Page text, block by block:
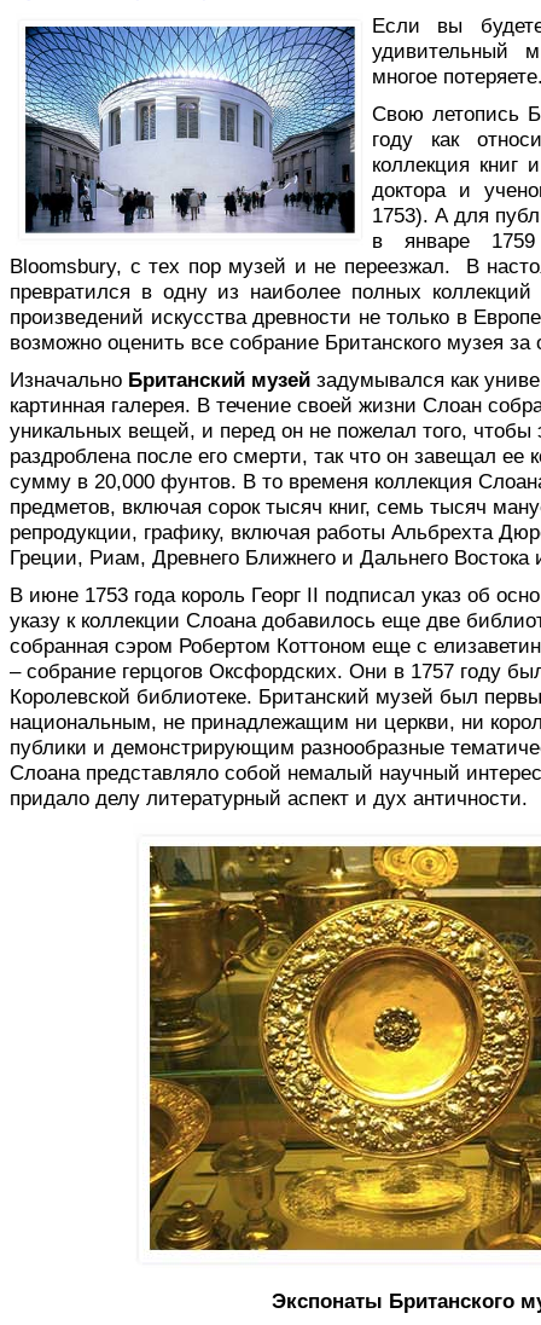
Если вы
удивительный
многое
Свою летопись
году как
коллекция книг
доктора и
1753). А для
в январе
Bloomsbury, с тех пор музей и не переезжал. В
превратился в одну из наиболее полных коллекций
произведений искусства древности не только в
возможно оценить все собрание Британского музея за
Изначально Британский музей задумывался как
картинная галерея. В течение своей жизни Слоан
уникальных вещей, и перед он не пожелал того, чтобы
раздроблена после его смерти, так что он завещал ее
сумму в 20,000 фунтов. В то временя коллекция
предметов, включая сорок тысяч книг, семь тысяч
репродукции, графику, включая работы Альбрехта
Греции, Риам, Древнего Ближнего и Дальнего Востока
В июне 1753 года король Георг II подписал указ об
указу к коллекции Слоана добавилось еще две
собранная сэром Робертом Коттоном еще с
– собрание герцогов Оксфордских. Они в 1757 году
Королевской библиотеке. Британский музей был
национальным, не принадлежащим ни церкви, ни
публики и демонстрирующим разнообразные
Слоана представляло собой немалый научный
придало делу литературный аспект и дух античности.
Экспонаты Британского